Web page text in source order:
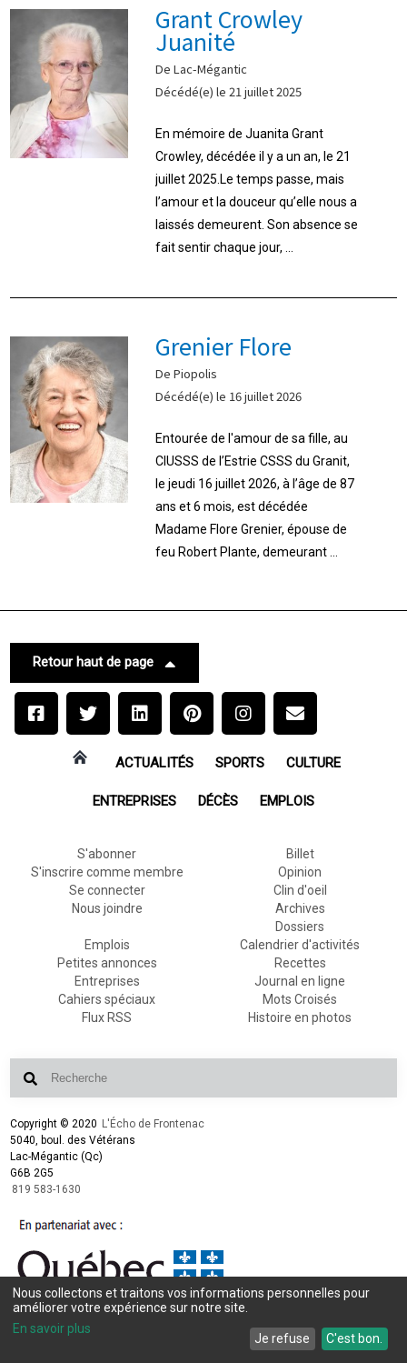
Grant Crowley
Juanité
De Lac-Mégantic
Décédé(e) le 21 juillet 2025
En mémoire de Juanita Grant
Crowley, décédée il y a un an, le 21
juillet 2025.Le temps passe, mais
l’amour et la douceur qu’elle nous a
laissés demeurent. Son absence se
fait sentir chaque jour, ...
Grenier Flore
De Piopolis
Décédé(e) le 16 juillet 2026
Entourée de l'amour de sa fille, au
CIUSSS de l’Estrie CSSS du Granit,
le jeudi 16 juillet 2026, à l’âge de 87
ans et 6 mois, est décédée
Madame Flore Grenier, épouse de
feu Robert Plante, demeurant ...
Retour haut de page
ACTUALITÉS SPORTS CULTURE
ENTREPRISES DÉCÈS EMPLOIS
S'abonner
S'inscrire comme membre
Se connecter
Nous joindre
Billet
Opinion
Clin d'oeil
Archives
Dossiers
Emplois
Petites annonces
Entreprises
Cahiers spéciaux
Flux RSS
Calendrier d'activités
Recettes
Journal en ligne
Mots Croisés
Histoire en photos
Copyright © 2020 L'Écho de Frontenac
5040, boul. des Vétérans
Lac-Mégantic (Qc)
G6B 2G5
819 583-1630
Conception et design :L'Écho de Frontenac
Intégration et programmation :
Nous collectons et traitons vos informations personnelles pour
améliorer votre expérience sur notre site.
En savoir plus
Je refuse C'est bon.